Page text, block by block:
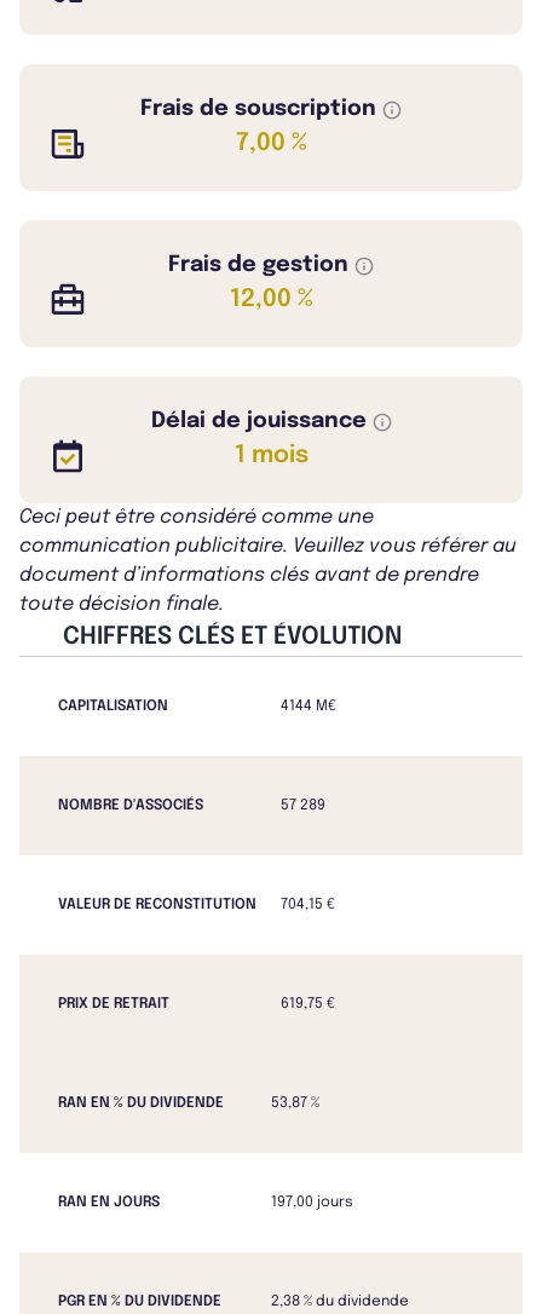
Frais de souscription
7,00 %
Frais de gestion
12,00 %
Délai de jouissance
1 mois
Ceci peut être considéré comme une
communication publicitaire. Veuillez vous référer au
document d’informations clés avant de prendre
toute décision finale.
CHIFFRES CLÉS ET ÉVOLUTION
CAPITALISATION 4144 M€
NOMBRE D'ASSOCIÉS 57 289
VALEUR DE RECONSTITUTION 704,15 €
PRIX DE RETRAIT 619,75 €
RAN EN % DU DIVIDENDE 53,87 %
RAN EN JOURS 197,00 jours
PGR EN % DU DIVIDENDE 2,38 % du dividende